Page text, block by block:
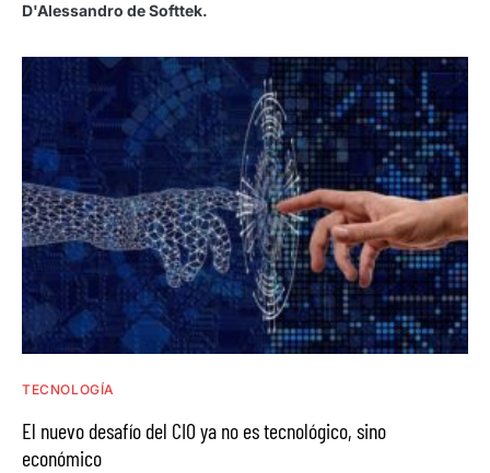
D'Alessandro de Softtek.
TECNOLOGÍA
El nuevo desafío del CIO ya no es tecnológico, sino
económico